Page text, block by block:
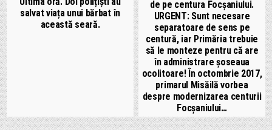
salvat viața unui bărbat în
această seară.
de pe centura Focșaniului.
URGENT: Sunt necesare
separatoare de sens pe
centură, iar Primăria trebuie
să le monteze pentru că are
în administrare șoseaua
ocolitoare! În octombrie 2017,
primarul Misăilă vorbea
despre modernizarea centurii
Focșaniului…